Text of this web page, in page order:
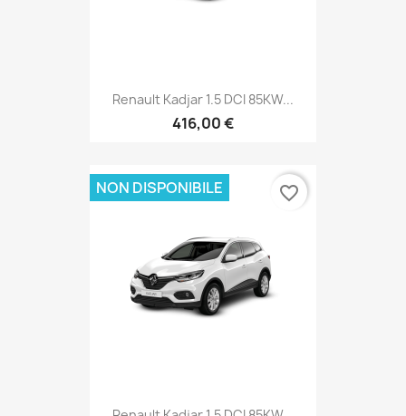
Renault Kadjar 1.5 DCI 85KW...
416,00 €
NON DISPONIBILE favorite_border